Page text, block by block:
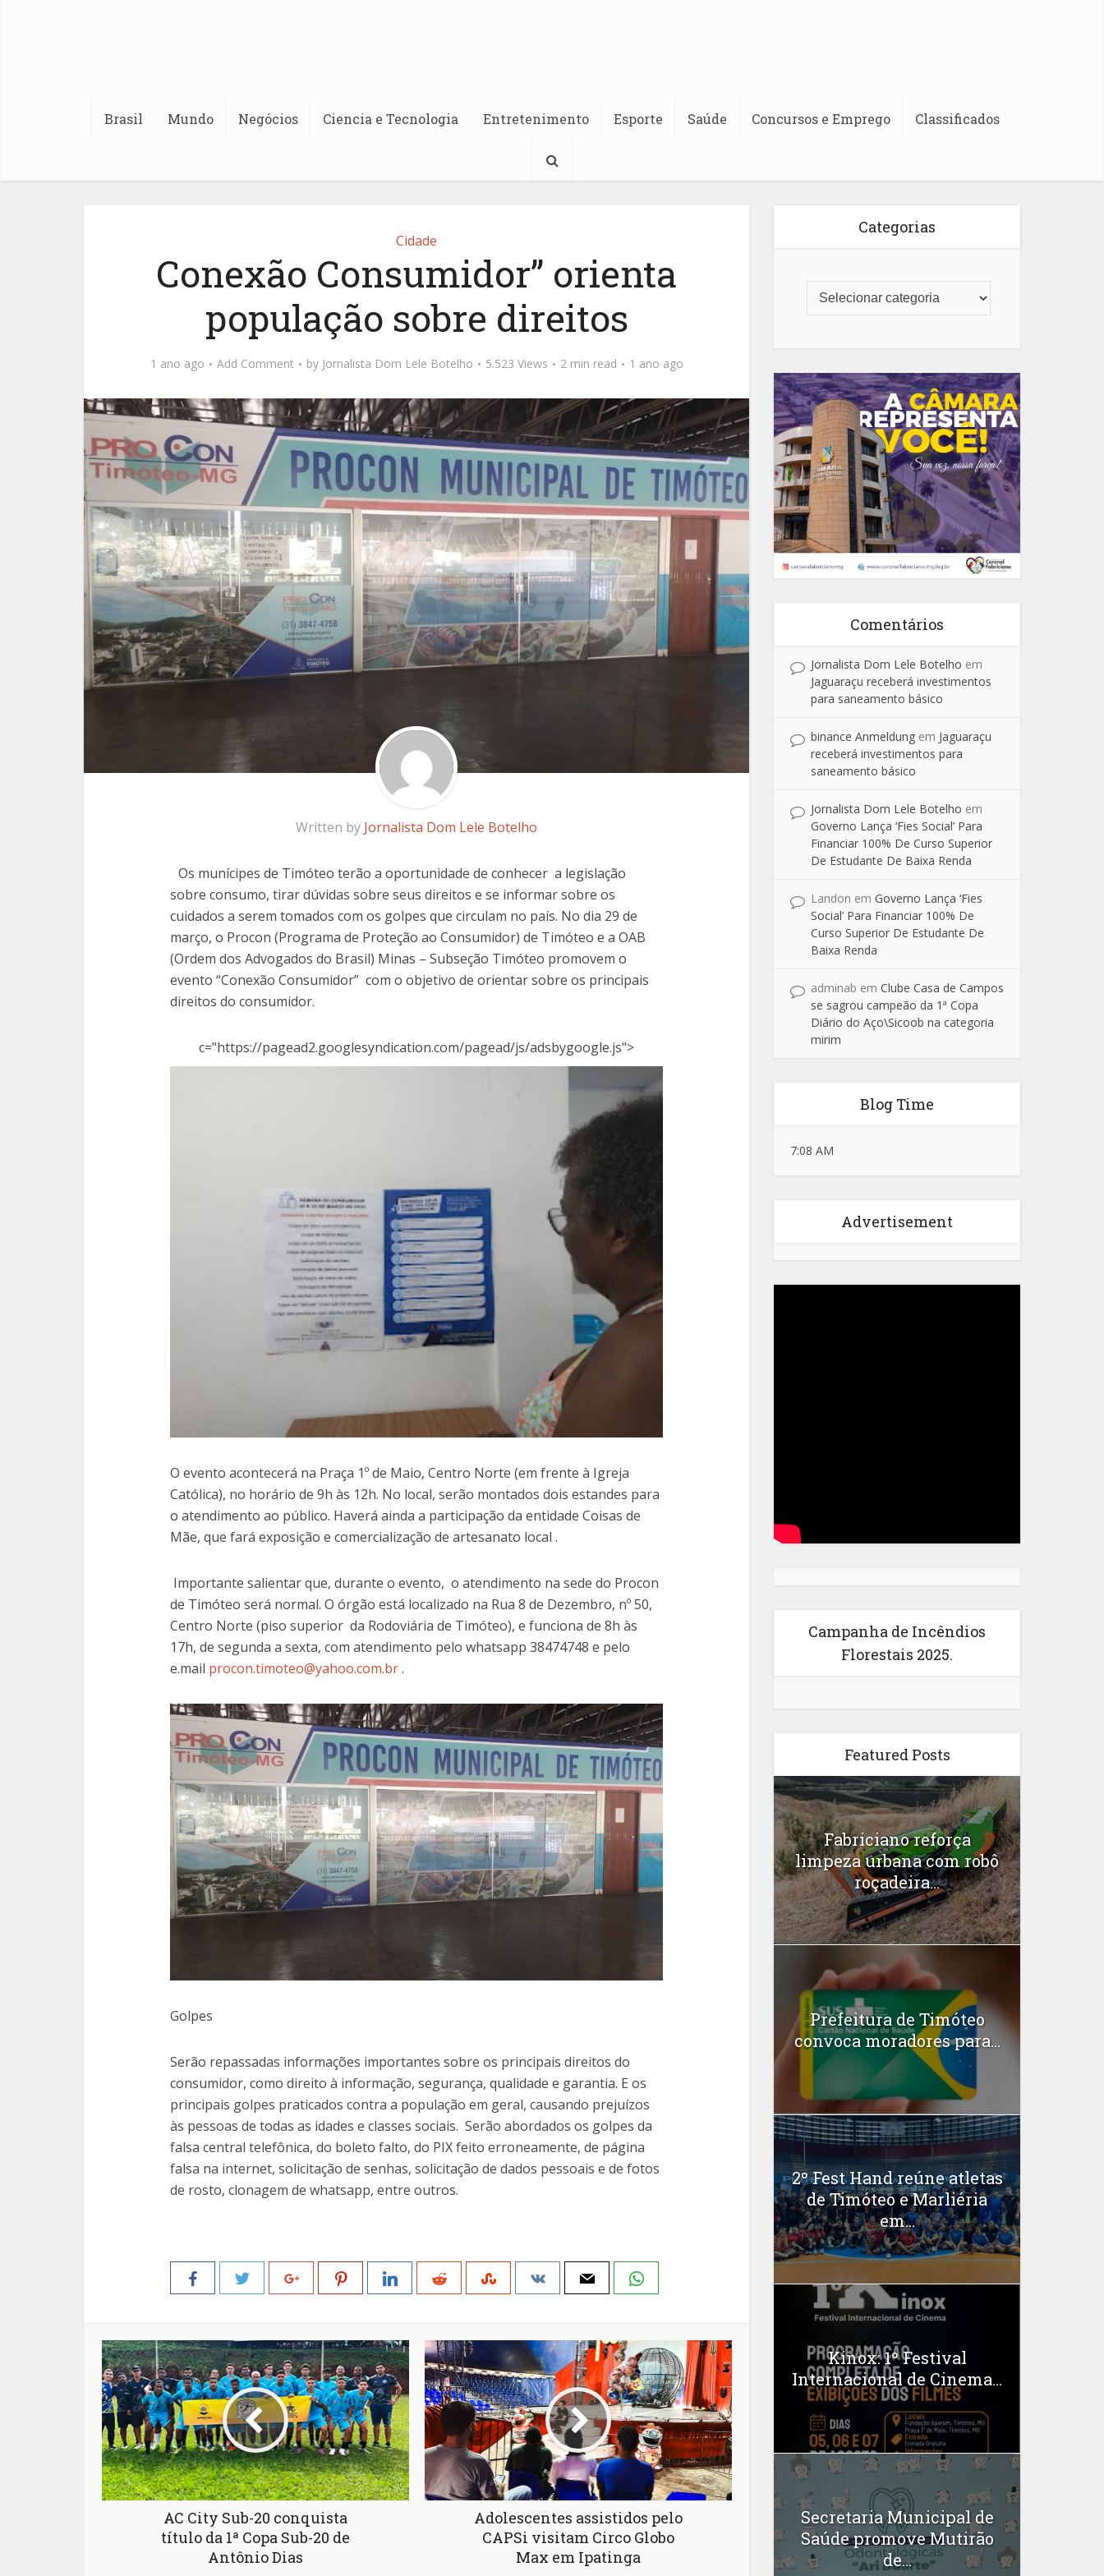
Brasil Mundo Negócios Ciencia e Tecnologia Entretenimento Esporte Saúde Concursos e Emprego Classificados
Cidade
Conexão Consumidor” orienta
população sobre direitos
1 ano ago Add Comment by Jornalista Dom Lele Botelho 5.523 Views 2 min read 1 ano ago
Written by Jornalista Dom Lele Botelho
Os munícipes de Timóteo terão a oportunidade de conhecer a legislação
sobre consumo, tirar dúvidas sobre seus direitos e se informar sobre os
cuidados a serem tomados com os golpes que circulam no país. No dia 29 de
março, o Procon (Programa de Proteção ao Consumidor) de Timóteo e a OAB
(Ordem dos Advogados do Brasil) Minas – Subseção Timóteo promovem o
evento “Conexão Consumidor” com o objetivo de orientar sobre os principais
direitos do consumidor.
c="https://pagead2.googlesyndication.com/pagead/js/adsbygoogle.js">
O evento acontecerá na Praça 1º de Maio, Centro Norte (em frente à Igreja
Católica), no horário de 9h às 12h. No local, serão montados dois estandes para
o atendimento ao público. Haverá ainda a participação da entidade Coisas de
Mãe, que fará exposição e comercialização de artesanato local .
Importante salientar que, durante o evento, o atendimento na sede do Procon
de Timóteo será normal. O órgão está localizado na Rua 8 de Dezembro, nº 50,
Centro Norte (piso superior da Rodoviária de Timóteo), e funciona de 8h às
17h, de segunda a sexta, com atendimento pelo whatsapp 38474748 e pelo
e.mail procon.timoteo@yahoo.com.br.
Golpes
Serão repassadas informações importantes sobre os principais direitos do
consumidor, como direito à informação, segurança, qualidade e garantia. E os
principais golpes praticados contra a população em geral, causando prejuízos
às pessoas de todas as idades e classes sociais. Serão abordados os golpes da
falsa central telefônica, do boleto falto, do PIX feito erroneamente, de página
falsa na internet, solicitação de senhas, solicitação de dados pessoais e de fotos
de rosto, clonagem de whatsapp, entre outros.
AC City Sub-20 conquista
título da 1ª Copa Sub-20 de
Antônio Dias
Adolescentes assistidos pelo
CAPSi visitam Circo Globo
Max em Ipatinga
Categorias
Comentários
Jornalista Dom Lele Botelho em
Jaguaraçu receberá investimentos
para saneamento básico
binance Anmeldung em Jaguaraçu
receberá investimentos para
saneamento básico
Jornalista Dom Lele Botelho em
Governo Lança ‘Fies Social’ Para
Financiar 100% De Curso Superior
De Estudante De Baixa Renda
Landon em Governo Lança ‘Fies
Social’ Para Financiar 100% De
Curso Superior De Estudante De
Baixa Renda
adminab em Clube Casa de Campos
se sagrou campeão da 1ª Copa
Diário do Aço\Sicoob na categoria
mirim
Blog Time
7:08 AM
Advertisement
Campanha de Incêndios
Florestais 2025.
Featured Posts
Fabriciano reforça
limpeza urbana com robô
roçadeira...
Prefeitura de Timóteo
convoca moradores para...
2º Fest Hand reúne atletas
de Timóteo e Marliéria
em...
Kinox: 1º Festival
Internacional de Cinema...
Secretaria Municipal de
Saúde promove Mutirão
de...